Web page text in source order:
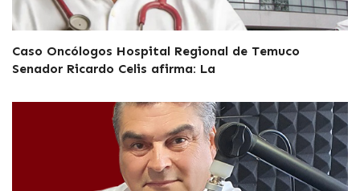
Caso Oncólogos Hospital Regional de Temuco
Senador Ricardo Celis afirma: La